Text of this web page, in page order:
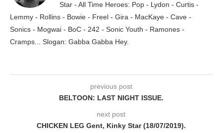
Star - All Time Heroes: Pop - Lydon - Curtis -
Lemmy - Rollins - Bowie - Freel - Gira - MacKaye - Cave -
Sonics - Mogwai - BoC - 242 - Sonic Youth - Ramones -
Cramps... Slogan: Gabba Gabba Hey.
previous post
BELTOON: LAST NIGHT ISSUE.
next post
CHICKEN LEG Gent, Kinky Star (18/07/2019).